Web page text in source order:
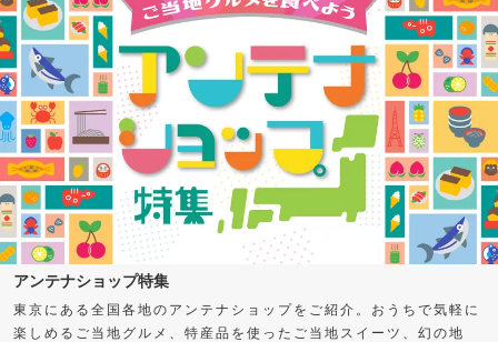
アンテナショップ特集
東京にある全国各地のアンテナショップをご紹介。おうちで気軽に
楽しめるご当地グルメ、特産品を使ったご当地スイーツ、幻の地